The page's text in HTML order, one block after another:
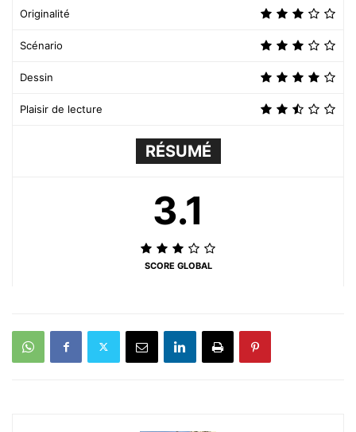
Originalité
Scénario
Dessin
Plaisir de lecture
RÉSUMÉ
3.1
SCORE GLOBAL